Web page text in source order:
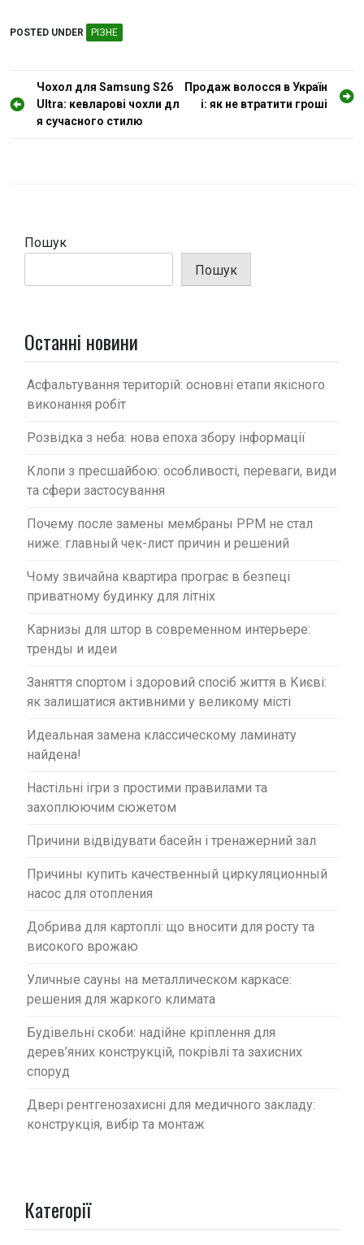
POSTED UNDER РІЗНЕ
Н
а
Чохол для Samsung S26
Ultra: кевларові чохли дл
я сучасного стилю
Продаж волосся в Україн
і: як не втратити гроші
Пошук
Пошук
Останні новини
Асфальтування територій: основні етапи якісного
виконання робіт
Розвідка з неба: нова епоха збору інформації
Клопи з пресшайбою: особливості, переваги, види
та сфери застосування
Почему после замены мембраны PPM не стал
ниже: главный чек-лист причин и решений
Чому звичайна квартира програє в безпеці
приватному будинку для літніх
Карнизы для штор в современном интерьере:
тренды и идеи
Заняття спортом і здоровий спосіб життя в Києві:
як залишатися активними у великому місті
Идеальная замена классическому ламинату
найдена!
Настільні ігри з простими правилами та
захоплюючим сюжетом
Причини відвідувати басейн і тренажерний зал
Причины купить качественный циркуляционный
насос для отопления
Добрива для картоплі: що вносити для росту та
високого врожаю
Уличные сауны на металлическом каркасе:
решения для жаркого климата
Будівельні скоби: надійне кріплення для
дерев’яних конструкцій, покрівлі та захисних
споруд
Двері рентгенозахисні для медичного закладу:
конструкція, вибір та монтаж
Категорії